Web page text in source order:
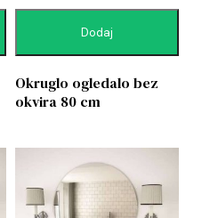
Dodaj
Okruglo ogledalo bez
okvira 80 cm